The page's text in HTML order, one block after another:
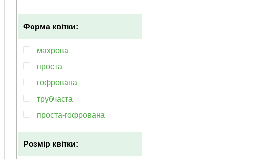
рiзнобарвний
помаранчевий
бузковий
фіолетовий
коричневий
Форма квітки:
махрова
проста
гофрована
трубчаста
проста-гофрована
бокаловидний
чашоподібна
Розмір квітки: